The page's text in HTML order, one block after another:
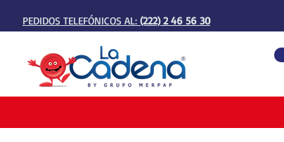
PEDIDOS TELEFÓNICOS AL: (222) 2 46 56 30